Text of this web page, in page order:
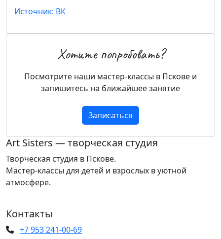
Источник: ВК
Хотите попробовать?
Посмотрите наши мастер-классы в Пскове и
запишитесь на ближайшее занятие
Записаться
Art Sisters — творческая студия
Творческая студия в Пскове.
Мастер-классы для детей и взрослых в уютной
атмосфере.
Контакты
+7 953 241-00-69